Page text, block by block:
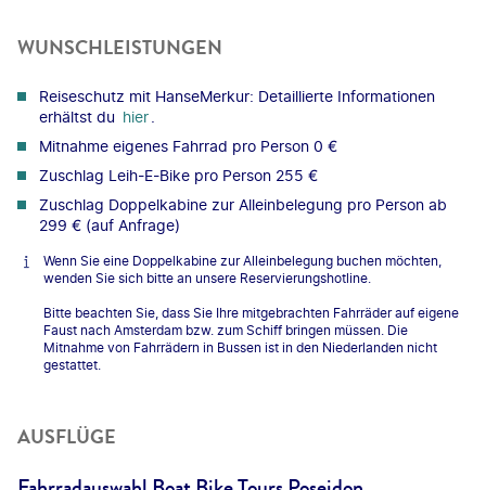
WUNSCHLEISTUNGEN
Reiseschutz mit HanseMerkur: Detaillierte Informationen
erhältst du hier
Mitnahme eigenes Fahrrad pro Person 0 €
Zuschlag Leih-E-Bike pro Person 255 €
Zuschlag Doppelkabine zur Alleinbelegung pro Person ab
299 € (auf Anfrage)
Wenn Sie eine Doppelkabine zur Alleinbelegung buchen möchten,
wenden Sie sich bitte an unsere Reservierungshotline.
Bitte beachten Sie, dass Sie Ihre mitgebrachten Fahrräder auf eigene
Faust nach Amsterdam bzw. zum Schiff bringen müssen. Die
Mitnahme von Fahrrädern in Bussen ist in den Niederlanden nicht
gestattet.
AUSFLÜGE